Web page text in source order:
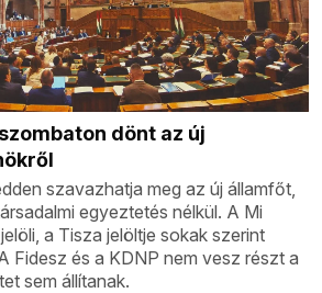
dönt az új
szavazhatja meg az új államfőt,
egyeztetés nélkül. A Mi
a Tisza jelöltje sokak szerint
Fidesz és a KDNP nem vesz részt a
sem állítanak.